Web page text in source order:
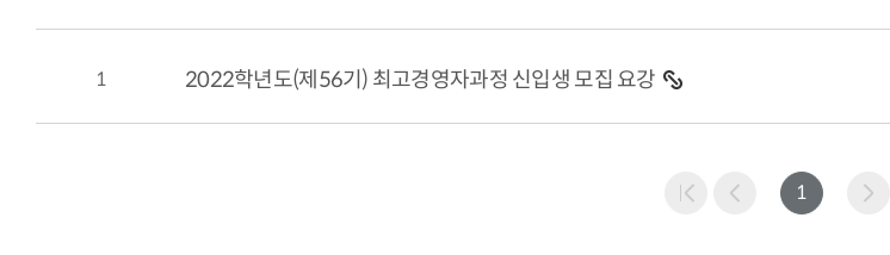
1 2022학년도(제56기) 최고경영자과정 신입생 모집 요강
1